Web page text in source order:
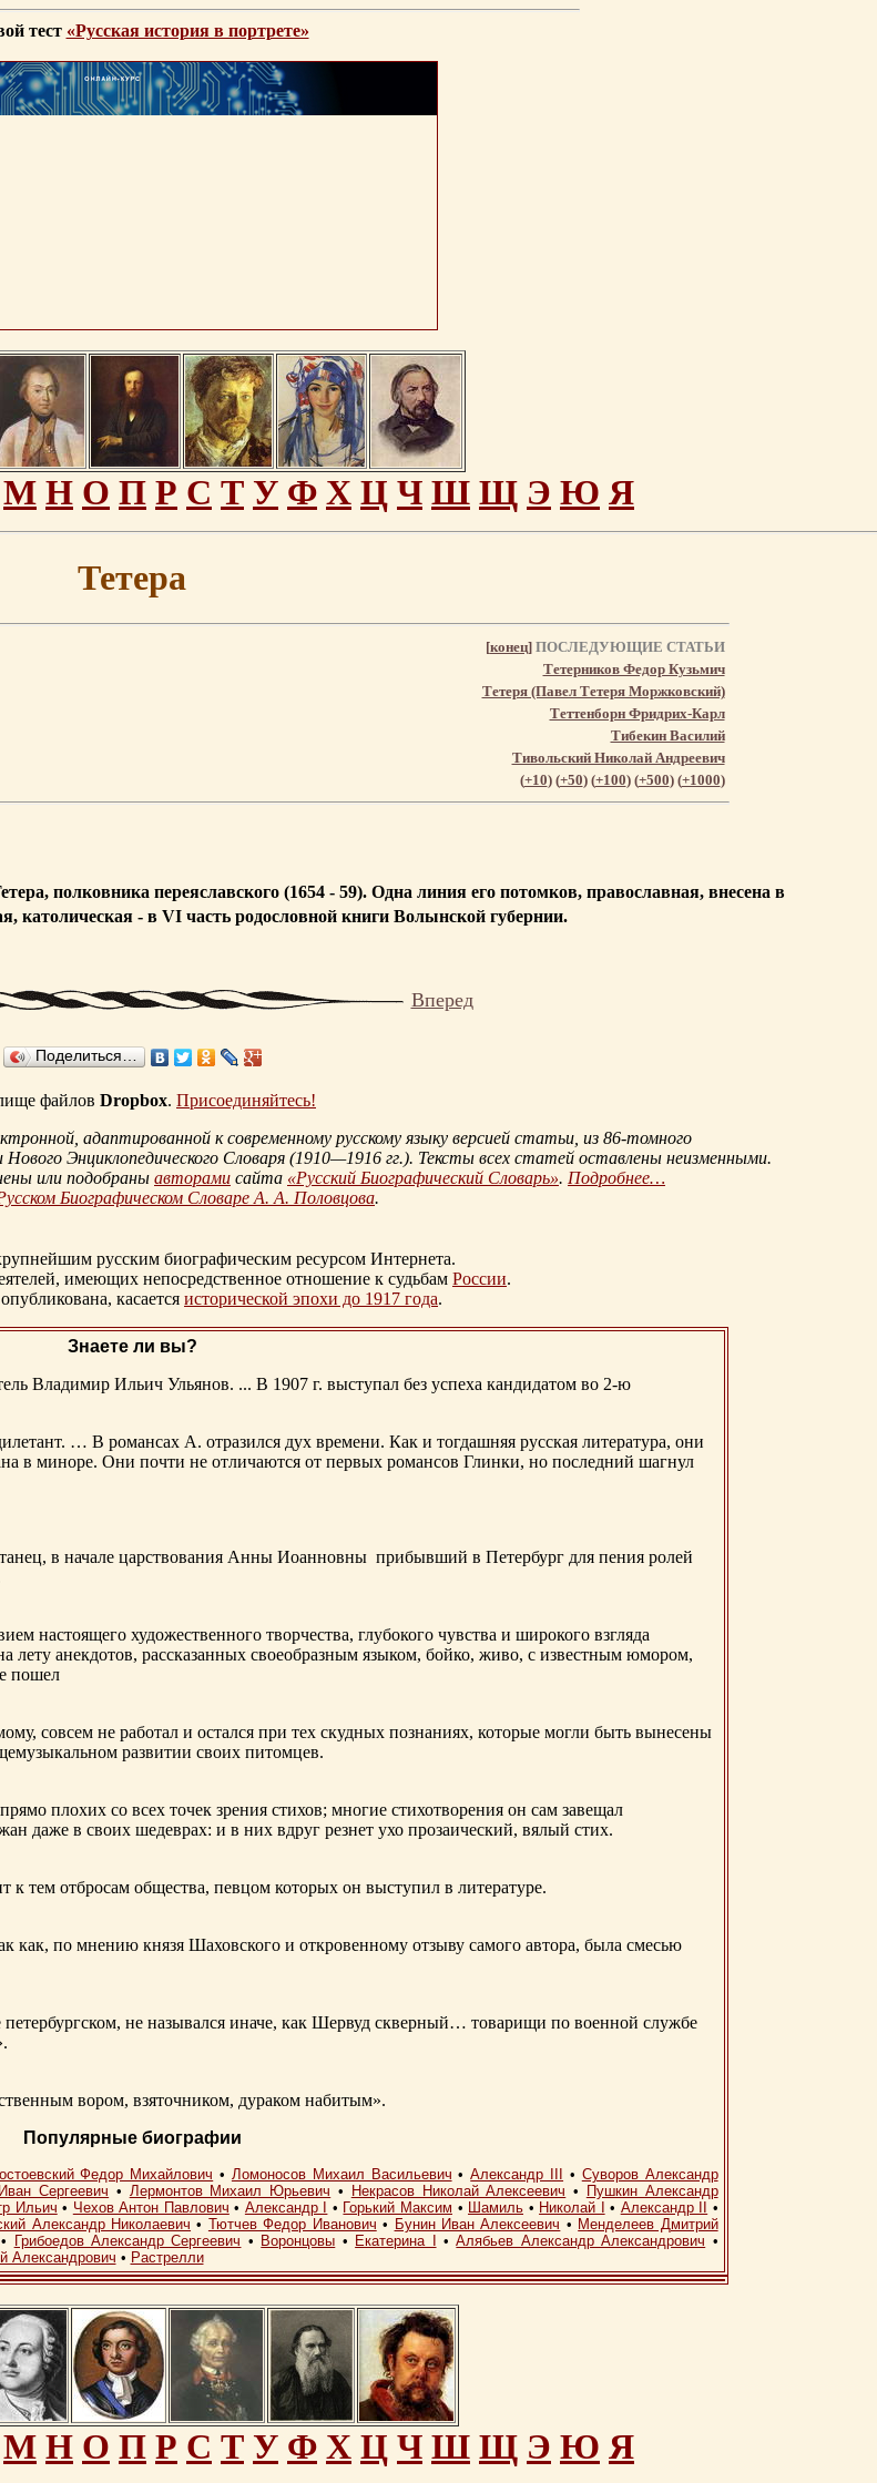
тест «Русская история в портрете»
М Н О П Р С Т У Ф Х Ц Ч Ш Щ Э Ю Я
Тетера
[конец]ПОСЛЕДУЮЩИЕ СТАТЬИ
Тетерников Федор Кузьмич
Тетеря (Павел Тетеря Моржковский)
Теттенборн Фридрих-Карл
Тибекин Василий
Тивольский Николай Андреевич
(+10) (+50) (+100) (+500) (+1000)
полковника переяславского (1654 - 59). Одна линия его потомков, православная, внесена в
католическая - в VI часть родословной книги Волынской губернии.
Вперед
Поделиться…
файлов Dropbox. Присоединяйтесь!
адаптированной к современному русскому языку версией статьи, из 86-томного
Нового Энциклопедического Словаря (1910—1916 гг.). Тексты всех статей оставлены неизменными.
или подобраны авторами сайта «Русский Биографический Словарь». Подробнее…
Биографическом Словаре А. А. Половцова.
русским биографическим ресурсом Интернета.
имеющих непосредственное отношение к судьбам России.
касается исторической эпохи до 1917 года.
Знаете ли вы?
Владимир Ильич Ульянов. ... В 1907 г. выступал без успеха кандидатом во 2-ю
… В романсах А. отразился дух времени. Как и тогдашняя русская литература, они
в миноре. Они почти не отличаются от первых романсов Глинки, но последний шагнул
в начале царствования Анны Иоанновны прибывший в Петербург для пения ролей
настоящего художественного творчества, глубокого чувства и широкого взгляда
анекдотов, рассказанных своеобразным языком, бойко, живо, с известным юмором,
пошел
, совсем не работал и остался при тех скудных познаниях, которые могли быть вынесены
развитии своих питомцев.
плохих со всех точек зрения стихов; многие стихотворения он сам завещал
даже в своих шедеврах: и в них вдруг резнет ухо прозаический, вялый стих.
тем отбросам общества, певцом которых он выступил в литературе.
как, по мнению князя Шаховского и откровенному отзыву самого автора, была смесью
не назывался иначе, как Шервуд скверный… товарищи по военной службе
вором, взяточником, дураком набитым».
Популярные биографии
Федор Михайлович • Ломоносов Михаил Васильевич •Александр III • Суворов Александр
Сергеевич • Лермонтов Михаил Юрьевич • Некрасов Николай Алексеевич •
Пушкин Александр
Ильич • Чехов Антон Павлович • Александр I • Горький Максим • Шамиль • Николай I • Александр II
•
Александр Николаевич • Тютчев Федор Иванович • Бунин Иван Алексеевич • Менделеев Дмитрий
• Грибоедов Александр Сергеевич • Воронцовы • Екатерина I •Алябьев Александр Александрович •
Александрович • Растрелли
М Н О П Р С Т У Ф Х Ц Ч Ш Щ Э Ю Я